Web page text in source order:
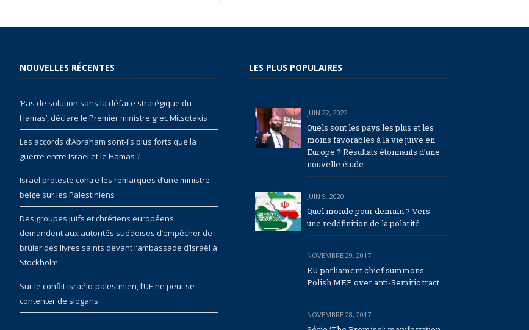
NOUVELLES RÉCENTES
‘Pas de solution sans la défaite stratégique du
Hamas’, déclare le Premier ministre grec Mitsotakis
Les accords d’Abraham sont-ils plus forts que la
guerre entre Israël et le Hamas ?
Israël proteste contre les remarques d’une ministre
belge sur les Palestiniens
Des groupes juifs et chrétiens européens
demandent aux autorités suédoises d’empêcher de
brûler des livres saints devant l’ambassade d’Israël à
Stockholm
Sur le conflit israélo-palestinien, l’UE ne peut se
contenter de slogans
LES PLUS POPULAIRES
JUIN 22, 2022
Quels sont les pays les plus et les
moins favorables à la vie juive en
Europe ? Résultats étonnants d’une
nouvelle étude
JUIN 9, 2020
Quel monde pour demain ? Vers
une redéfinition de la polarité
NOVEMBRE 29, 2017
EU parliament chief summons
Polish MEP over anti-Semitic tract
NOVEMBRE 28, 2017